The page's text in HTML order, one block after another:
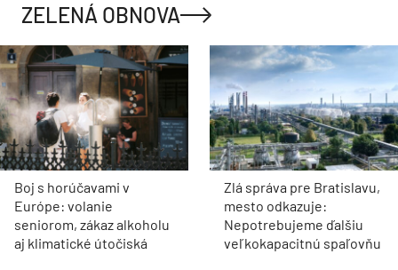
ZELENÁ OBNOVA
Boj s horúčavami v
Európe: volanie
seniorom, zákaz alkoholu
aj klimatické útočiská
Zlá správa pre Bratislavu,
mesto odkazuje:
Nepotrebujeme ďalšiu
veľkokapacitnú spaľovňu